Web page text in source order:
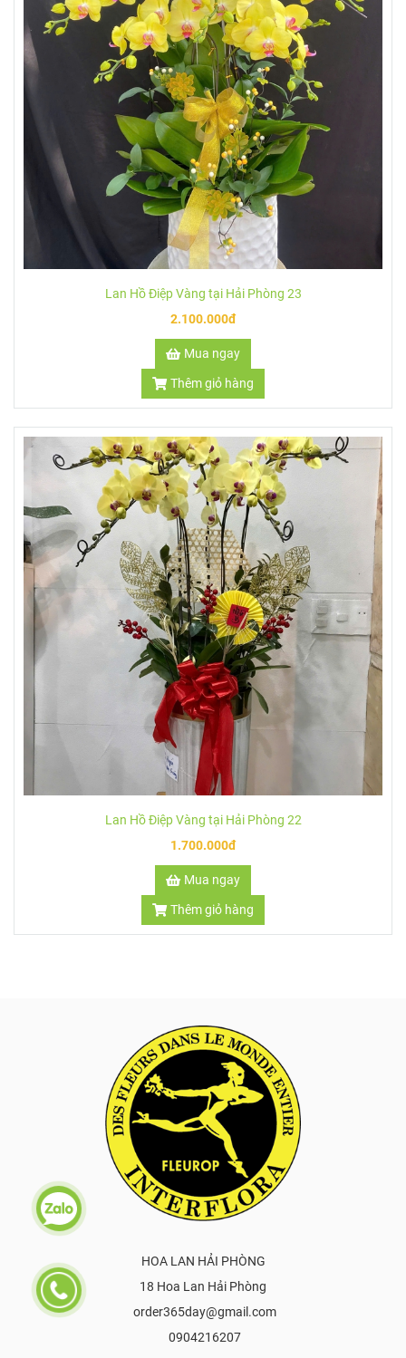
Lan Hồ Điệp Vàng tại Hải Phòng 23
2.100.000đ
Mua ngay
Thêm giỏ hàng
Lan Hồ Điệp Vàng tại Hải Phòng 22
1.700.000đ
Mua ngay
Thêm giỏ hàng
HOA LAN HẢI PHÒNG
18 Hoa Lan Hải Phòng
order365day@gmail.com
0904216207